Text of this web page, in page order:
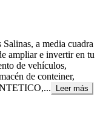
a media cuadra
ampliar e invertir en tu
de vehículos,
de conteiner,
Leer más